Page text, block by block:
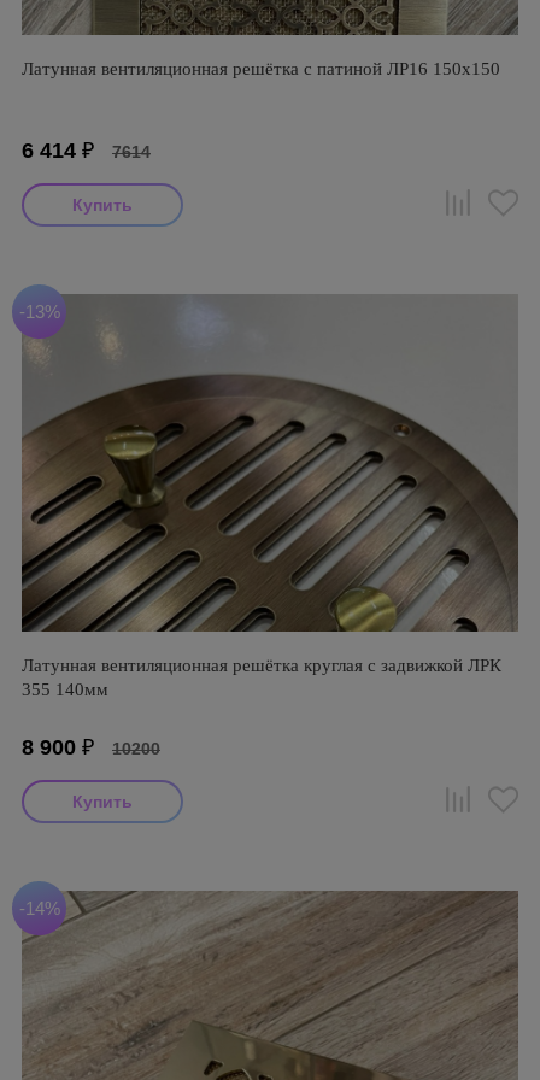
Латунная вентиляционная решётка с патиной ЛР16 150х150
6 414 ₽ 7614
-13%
Латунная вентиляционная решётка круглая с задвижкой ЛРК
355 140мм
8 900 ₽ 10200
-14%